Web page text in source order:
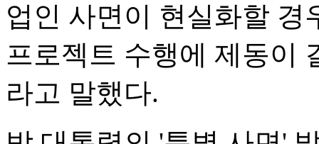
업인 사면이 현실화할 경
프로젝트 수행에 제동이
라고 말했다.